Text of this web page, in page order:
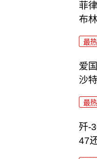
菲
布
最热
爱
沙
最热
歼-
47